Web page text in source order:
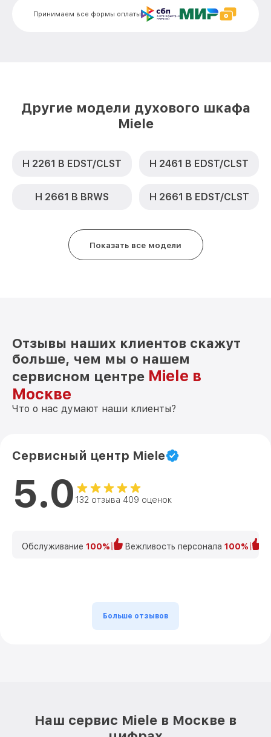
Замена шнура питания H 6401 B
EDST/CLST Miele
от 500₽
Принимаем все формы оплаты
Другие модели духового шкафа
Miele
H 2261 B EDST/CLST H 2461 B EDST/CLST
H 2661 B BRWS H 2661 B EDST/CLST
Показать все модели
Отзывы наших клиентов скажут
больше, чем мы о нашем
сервисном центре Miele в
Москве
Что о нас думают наши клиенты?
Сервисный центр Miele
5.0 132 отзыва 409 оценок
Обслуживание 100% Вежливость персонала 100%
Больше отзывов
Наш сервис Miele в Москве в